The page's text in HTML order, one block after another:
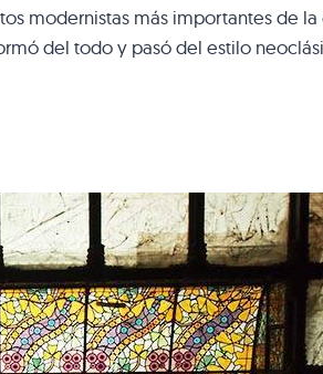
modernistas más importantes de
del todo y pasó del estilo